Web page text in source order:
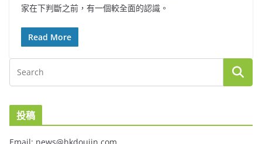
家在下判斷之前，有一個較全面的認識。
Read More
投稿